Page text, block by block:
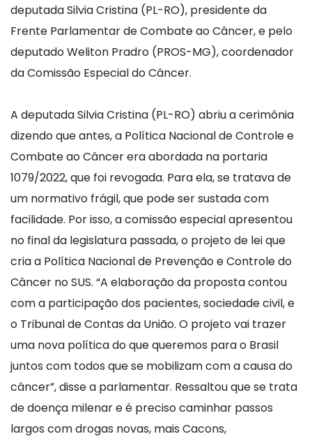
deputada Silvia Cristina (PL-RO), presidente da
Frente Parlamentar de Combate ao Câncer, e pelo
deputado Weliton Pradro (PROS-MG), coordenador
da Comissão Especial do Câncer.
A deputada Silvia Cristina (PL-RO) abriu a cerimônia
dizendo que antes, a Política Nacional de Controle e
Combate ao Câncer era abordada na portaria
1079/2022, que foi revogada. Para ela, se tratava de
um normativo frágil, que pode ser sustada com
facilidade. Por isso, a comissão especial apresentou
no final da legislatura passada, o projeto de lei que
cria a Política Nacional de Prevenção e Controle do
Câncer no SUS. “A elaboração da proposta contou
com a participação dos pacientes, sociedade civil, e
o Tribunal de Contas da União. O projeto vai trazer
uma nova política do que queremos para o Brasil
juntos com todos que se mobilizam com a causa do
câncer”, disse a parlamentar. Ressaltou que se trata
de doença milenar e é preciso caminhar passos
largos com drogas novas, mais Cacons,